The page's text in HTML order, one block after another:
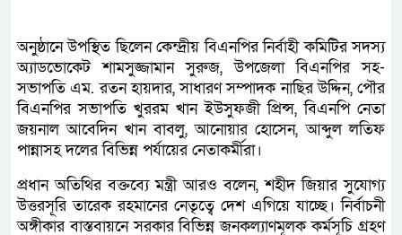
অনুষ্ঠানে উপস্থিত ছিলেন কেন্দ্রীয় বিএনপির নির্বাহী কমিটির সদস্য
অ্যাডভোকেট শামসুজ্জামান সুরুজ, উপজেলা বিএনপির সহ-
সভাপতি এম. রতন হায়দার, সাধারণ সম্পাদক নাছির উদ্দিন, পৌর
বিএনপির সভাপতি খুররম খান ইউসুফজী প্রিন্স, বিএনপি নেতা
জয়নাল আবেদিন খান বাবলু, আনোয়ার হোসেন, আব্দুল লতিফ
পান্নাসহ দলের বিভিন্ন পর্যায়ের নেতাকর্মীরা।
প্রধান অতিথির বক্তব্যে মন্ত্রী আরও বলেন, শহীদ জিয়ার সুযোগ্য
উত্তরসূরি তারেক রহমানের নেতৃত্বে দেশ এগিয়ে যাচ্ছে। নির্বাচনী
অঙ্গীকার বাস্তবায়নে সরকার বিভিন্ন জনকল্যাণমূলক কর্মসূচি গ্রহণ